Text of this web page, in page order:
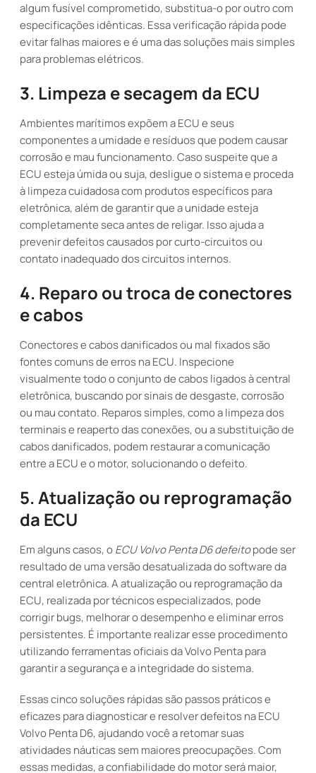
algum fusível comprometido, substitua-o por outro com
especificações idênticas. Essa verificação rápida pode
evitar falhas maiores e é uma das soluções mais simples
para problemas elétricos.
3. Limpeza e secagem da ECU
Ambientes marítimos expõem a ECU e seus
componentes a umidade e resíduos que podem causar
corrosão e mau funcionamento. Caso suspeite que a
ECU esteja úmida ou suja, desligue o sistema e proceda
à limpeza cuidadosa com produtos específicos para
eletrônica, além de garantir que a unidade esteja
completamente seca antes de religar. Isso ajuda a
prevenir defeitos causados por curto-circuitos ou
contato inadequado dos circuitos internos.
4. Reparo ou troca de conectores
e cabos
Conectores e cabos danificados ou mal fixados são
fontes comuns de erros na ECU. Inspecione
visualmente todo o conjunto de cabos ligados à central
eletrônica, buscando por sinais de desgaste, corrosão
ou mau contato. Reparos simples, como a limpeza dos
terminais e reaperto das conexões, ou a substituição de
cabos danificados, podem restaurar a comunicação
entre a ECU e o motor, solucionando o defeito.
5. Atualização ou reprogramação
da ECU
Em alguns casos, oECU Volvo Penta D6 defeitopode ser
resultado de uma versão desatualizada do software da
central eletrônica. A atualização ou reprogramação da
ECU, realizada por técnicos especializados, pode
corrigir bugs, melhorar o desempenho e eliminar erros
persistentes. É importante realizar esse procedimento
utilizando ferramentas oficiais da Volvo Penta para
garantir a segurança e a integridade do sistema.
Essas cinco soluções rápidas são passos práticos e
eficazes para diagnosticar e resolver defeitos na ECU
Volvo Penta D6, ajudando você a retomar suas
atividades náuticas sem maiores preocupações. Com
essas medidas, a confiabilidade do motor será maior,